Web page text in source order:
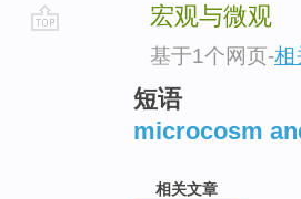
宏观与微观
基于1个网页-相
短语
microcosm
相关文章